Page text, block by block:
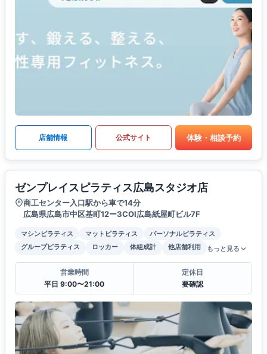
店舗情報 公式サイト 体験・相談予約
ゼンプレイスピラティス広島スタジオ店
商工センター入口駅から車で14分
広島県広島市中区基町12ー3COI広島紙屋町ビル7F
マシンピラティス マットピラティス
パーソナルピラティス
グループピラティス
ロッカー 体組成計 他店舗利用 もっと見る
営業時間
平日 9:00〜21:00
定休日
要確認